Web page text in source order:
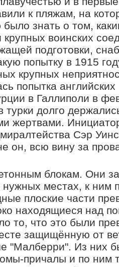
к пляжам, на
знать о том,
крупных воинских
подготовки,
попытку в 1915
крупных
попытка
в Галлиполи в
долго
жертвами.
Сэр
он, всю вину за
блокам. Они
нужных местах, к
плоские части
находящиеся над
то, что это были
защищённую от
"Малберри". Из них
причалы и по ним